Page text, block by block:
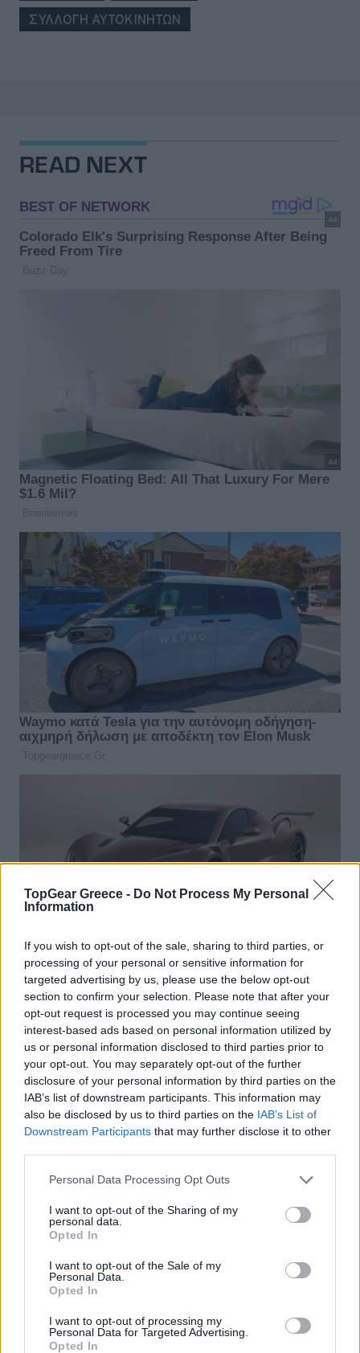
TopGear Greece - Do Not Process My Personal
Information
If you wish to opt-out of the sale, sharing to third parties, or
processing of your personal or sensitive information for
targeted advertising by us, please use the below opt-out
section to confirm your selection. Please note that after your
opt-out request is processed you may continue seeing
interest-based ads based on personal information utilized by
us or personal information disclosed to third parties prior to
your opt-out. You may separately opt-out of the further
disclosure of your personal information by third parties on the
IAB’s list of downstream participants. This information may
also be disclosed by us to third parties on the IAB’s List of
Downstream Participants that may further disclose it to other
Please note that this website/app uses one or more Google
not limited to your visit or usage behaviour. You may click to
grant or deny consent to Google and its third-party tags to
use your data for below specified purposes in below Google
consent section.
Personal Data Processing Opt Outs
I want to opt-out of the Sharing of my
personal data.
Opted In
I want to opt-out of the Sale of my
Personal Data.
Opted In
I want to opt-out of processing my
Personal Data for Targeted Advertising.
Opted In
ΣΥΛΛΟΓΗ ΑΥΤΟΚΙΝΗΤΩΝ
READ NEXT